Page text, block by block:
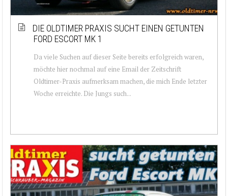
DIE OLDTIMER PRAXIS SUCHT EINEN GETUNTEN
FORD ESCORT MK 1
Da viele Suchen auf dieser Seite bereits erfolgreich waren,
möchte hier nochmal auf eine Email der Zeitschrift
Oldtimer-Praxis aufmerksam machen, die mich Ende letzter
Woche erreichte. Die Jungs such...